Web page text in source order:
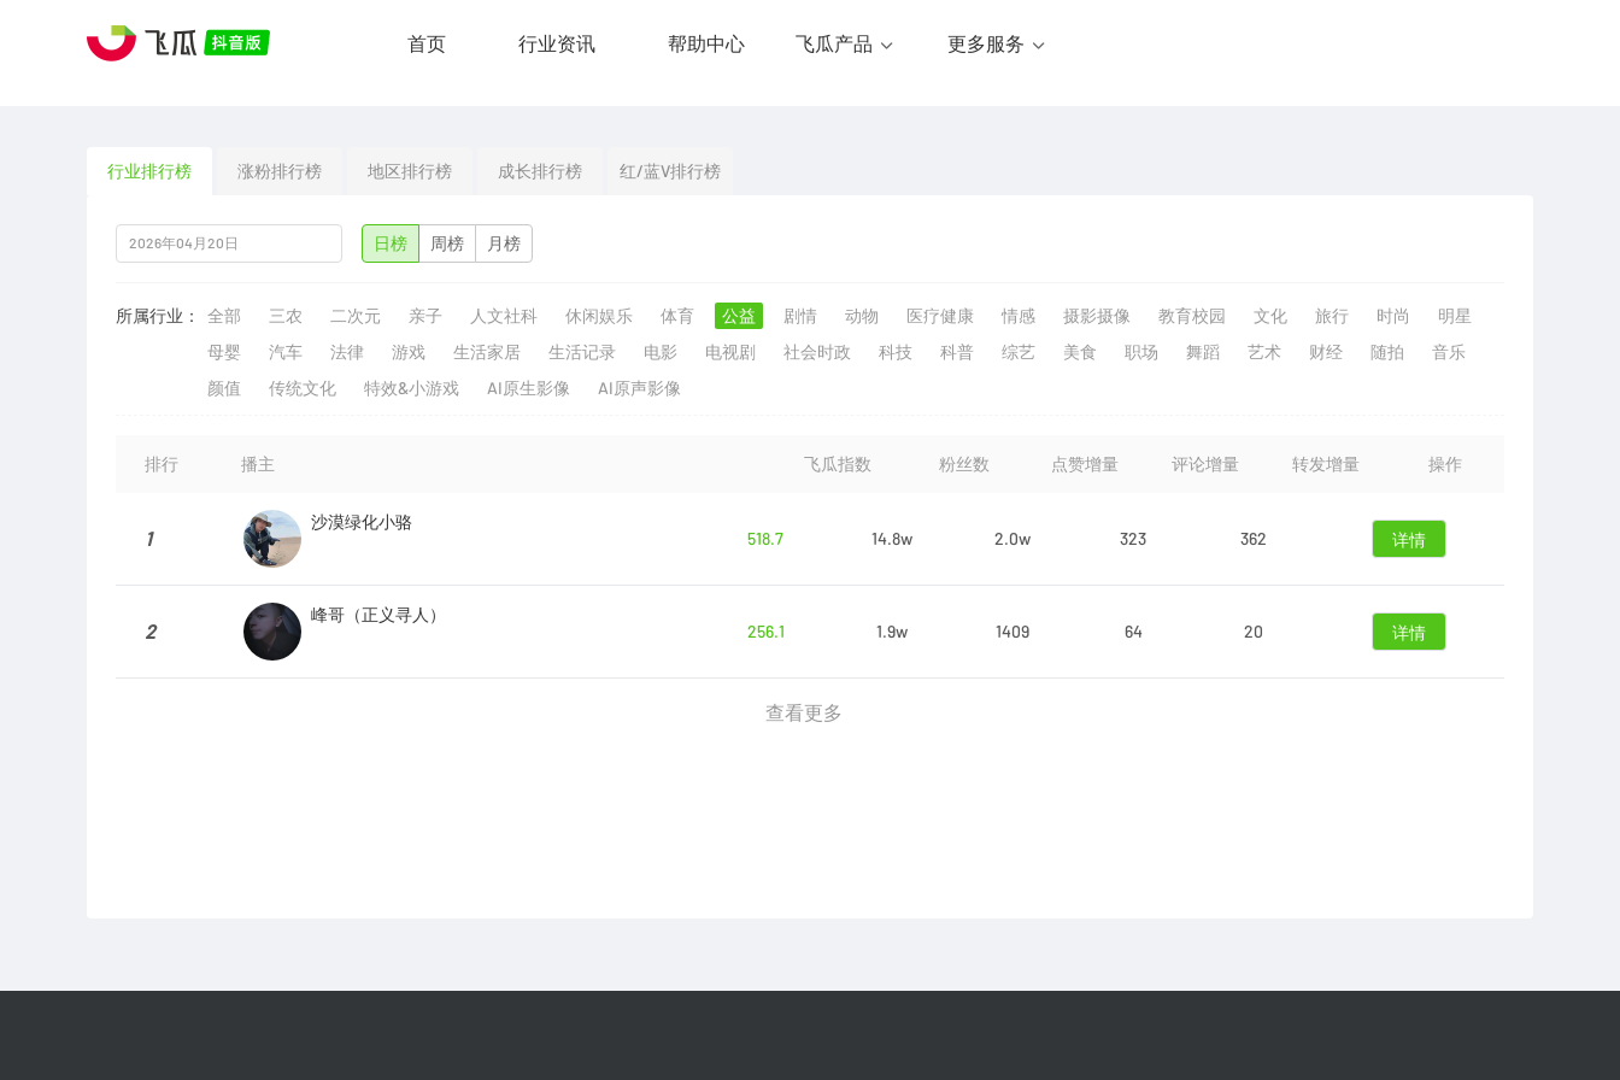
首页 行业资讯 帮助中心 飞瓜产品 更多服务
行业排行榜 涨粉排行榜 地区排行榜 成长排行榜 红/蓝V排行榜
日榜 周榜 月榜
所属行业： 全部 三农 二次元 亲子 人文社科 休闲娱乐 体育 公益 剧情 动物 医疗健康 情感 摄影摄像 教育校园 文化 旅行 时尚
明星
母婴
汽车 法律 游戏 生活家居 生活记录 电影 电视剧 社会时政 科技 科普 综艺 美食 职场 舞蹈 艺术 财经 随拍
音乐
颜值
传统文化 特效&小游戏 AI原生影像 AI原声影像
排行 播主 飞瓜指数 粉丝数 点赞增量 评论增量 转发增量 操作
1
沙漠绿化小骆
518.7
14.8w 2.0w 323 362 详情
2
峰哥（正义寻人）
256.1
1.9w 1409 64 20 详情
查看更多